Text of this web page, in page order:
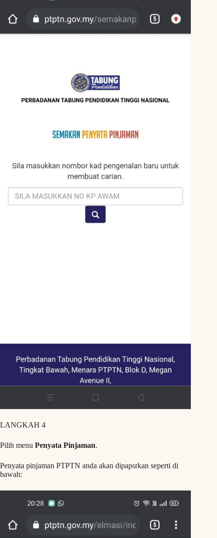
LANGKAH 4
Pilih menu Penyata Pinjaman.
Penyata pinjaman PTPTN anda akan dipapsrkan seperti di
bawah: